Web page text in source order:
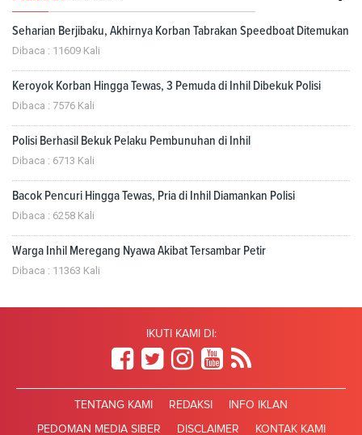
Seharian Berjibaku, Akhirnya Korban Tabrakan Speedboat Ditemukan
Dibaca : 11609 Kali
Keroyok Korban Hingga Tewas, 3 Pemuda di Inhil Dibekuk Polisi
Dibaca : 7576 Kali
Polisi Berhasil Bekuk Pelaku Pembunuhan di Inhil
Dibaca : 6713 Kali
Bacok Pencuri Hingga Tewas, Pria di Inhil Diamankan Polisi
Dibaca : 6258 Kali
Warga Inhil Meregang Nyawa Akibat Tersambar Petir
Dibaca : 11363 Kali
IKUTI KAMI DI:
TENTANG KAMI REDAKSI INFO IKLAN
PEDOMAN MEDIA SIBER DISCLAIMER KONTAK KAMI